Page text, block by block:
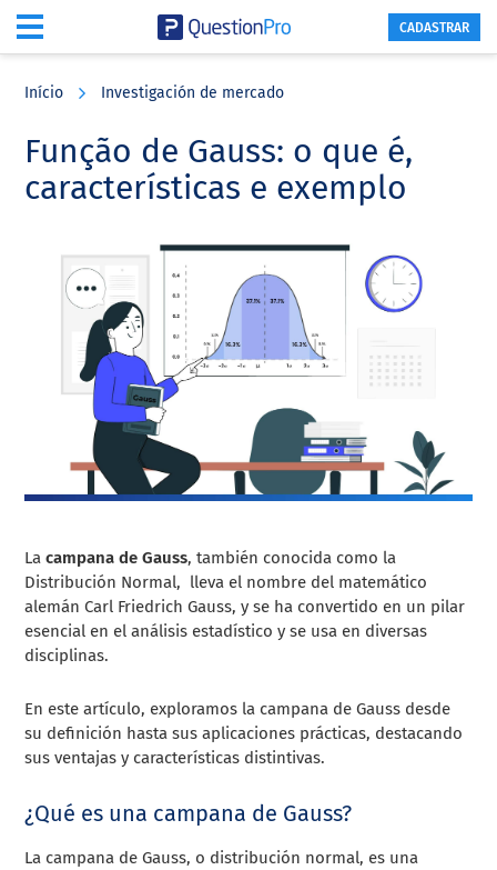
content
sidebar
CADASTRAR
Início Investigación de mercado
Função de Gauss: o que é,
características e exemplo
Lacampana de Gauss, también conocida como la
Distribución Normal, lleva el nombre del matemático
alemán Carl Friedrich Gauss, y se ha convertido en un pilar
esencial en el análisis estadístico y se usa en diversas
disciplinas.
En este artículo, exploramos la campana de Gauss desde
su definición hasta sus aplicaciones prácticas, destacando
sus ventajas y características distintivas.
¿Qué es una campana de Gauss?
La campana de Gauss, o distribución normal, es una